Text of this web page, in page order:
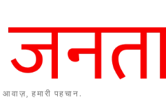
हमारी पहचान.